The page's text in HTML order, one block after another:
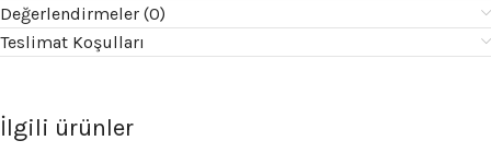
Değerlendirmeler (0)
Teslimat Koşulları
İlgili ürünler